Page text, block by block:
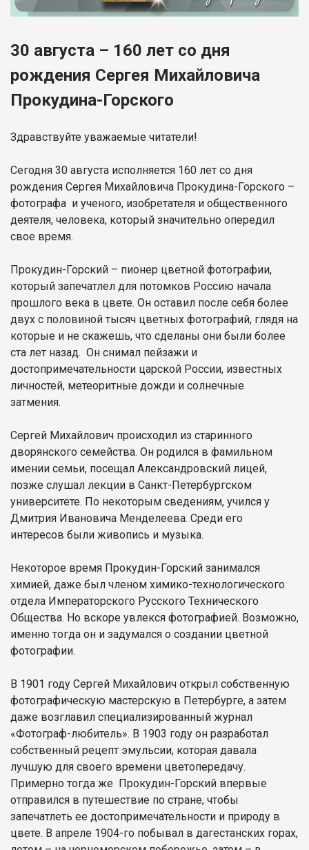
30 августа – 160 лет со дня
рождения Сергея Михайловича
Прокудина-Горского
Здравствуйте уважаемые читатели!
Сегодня 30 августа исполняется 160 лет со дня
рождения Сергея Михайловича Прокудина-Горского –
фотографа и ученого, изобретателя и общественного
деятеля, человека, который значительно опередил
свое время.
Прокудин-Горский – пионер цветной фотографии,
который запечатлел для потомков Россию начала
прошлого века в цвете. Он оставил после себя более
двух с половиной тысяч цветных фотографий, глядя на
которые и не скажешь, что сделаны они были более
ста лет назад. Он снимал пейзажи и
достопримечательности царской России, известных
личностей, метеоритные дожди и солнечные
затмения.
Сергей Михайлович происходил из старинного
дворянского семейства. Он родился в фамильном
имении семьи, посещал Александровский лицей,
позже слушал лекции в Санкт-Петербургском
университете. По некоторым сведениям, учился у
Дмитрия Ивановича Менделеева. Среди его
интересов были живопись и музыка.
Некоторое время Прокудин-Горский занимался
химией, даже был членом химико-технологического
отдела Императорского Русского Технического
Общества. Но вскоре увлекся фотографией. Возможно,
именно тогда он и задумался о создании цветной
фотографии.
В 1901 году Сергей Михайлович открыл собственную
фотографическую мастерскую в Петербурге, а затем
даже возглавил специализированный журнал
«Фотограф-любитель». В 1903 году он разработал
собственный рецепт эмульсии, которая давала
лучшую для своего времени цветопередачу.
Примерно тогда же Прокудин-Горский впервые
отправился в путешествие по стране, чтобы
запечатлеть ее достопримечательности и природу в
цвете. В апреле 1904-го побывал в дагестанских горах,